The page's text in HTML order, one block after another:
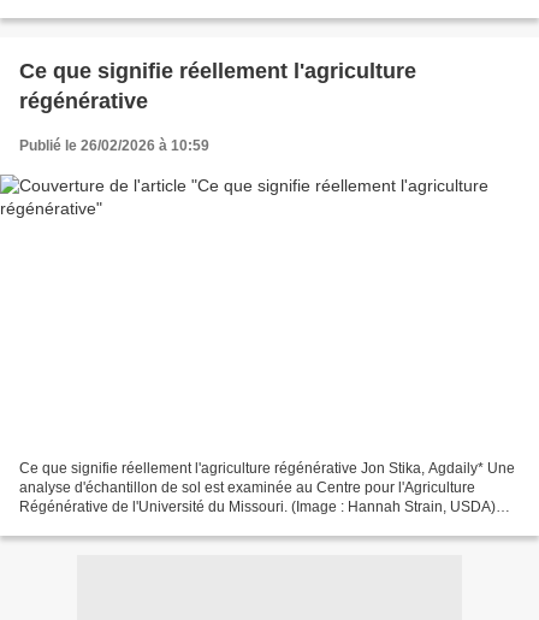
Ce que signifie réellement l'agriculture
régénérative
Publié le 26/02/2026 à 10:59
Ce que signifie réellement l'agriculture régénérative Jon Stika, Agdaily* Une
analyse d'échantillon de sol est examinée au Centre pour l'Agriculture
Régénérative de l'Université du Missouri. (Image : Hannah Strain, USDA)